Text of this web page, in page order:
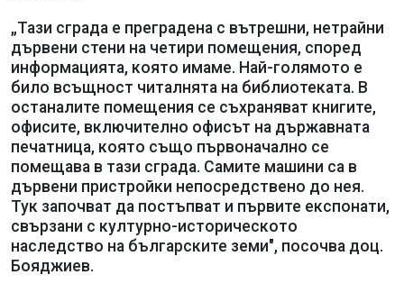
„Тази сграда е преградена с вътрешни, нетрайни
дървени стени на четири помещения, според
информацията, която имаме. Най-голямото е
било всъщност читалнята на библиотеката. В
останалите помещения се съхраняват книгите,
офисите, включително офисът на държавната
печатница, която също първоначално се
помещава в тази сграда. Самите машини са в
дървени пристройки непосредствено до нея.
Тук започват да постъпват и първите експонати,
свързани с културно-историческото
наследство на българските земи", посочва доц.
Бояджиев.